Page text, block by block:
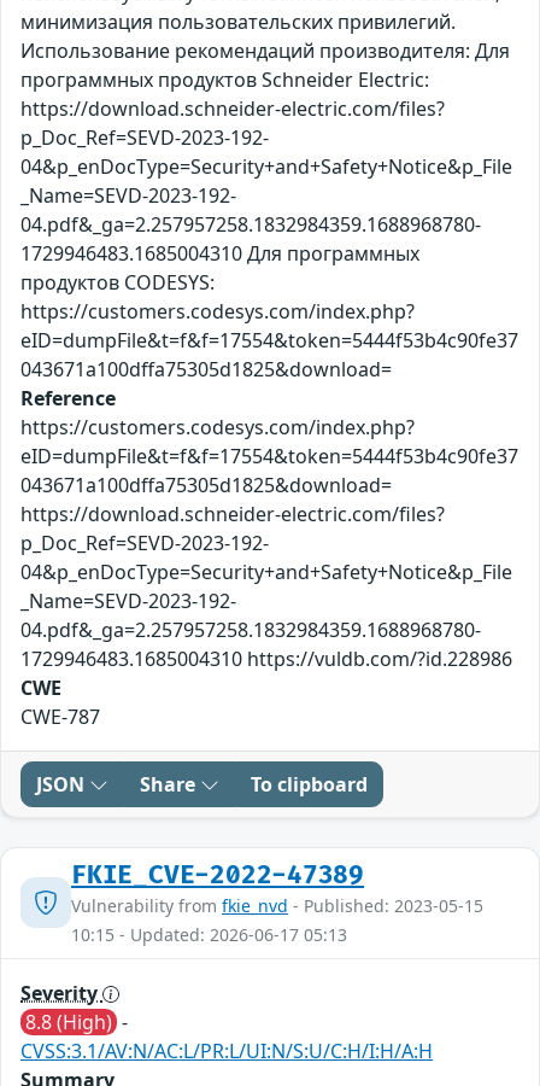
минимизация пользовательских привилегий.
Использование рекомендаций производителя: Для
программных продуктов Schneider Electric:
https://download.schneider-electric.com/files?
p_Doc_Ref=SEVD-2023-192-
04&p_enDocType=Security+and+Safety+Notice&p_File
_Name=SEVD-2023-192-
04.pdf&_ga=2.257957258.1832984359.1688968780-
1729946483.1685004310 Для программных
продуктов CODESYS:
https://customers.codesys.com/index.php?
eID=dumpFile&t=f&f=17554&token=5444f53b4c90fe37
043671a100dffa75305d1825&download=
Reference
https://customers.codesys.com/index.php?
eID=dumpFile&t=f&f=17554&token=5444f53b4c90fe37
043671a100dffa75305d1825&download=
https://download.schneider-electric.com/files?
p_Doc_Ref=SEVD-2023-192-
04&p_enDocType=Security+and+Safety+Notice&p_File
_Name=SEVD-2023-192-
04.pdf&_ga=2.257957258.1832984359.1688968780-
1729946483.1685004310 https://vuldb.com/?id.228986
CWE
CWE-787
JSON Share To clipboard
FKIE_CVE-2022-47389
Vulnerability from fkie_nvd - Published: 2023-05-15
10:15 - Updated: 2026-06-17 05:13
Severity
8.8 (High) -
CVSS:3.1/AV:N/AC:L/PR:L/UI:N/S:U/C:H/I:H/A:H
Summary